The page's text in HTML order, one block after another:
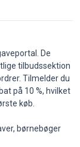
De
tilbudssektion
Tilmelder du
på 10 %, hvilket
køb.
børnebøger